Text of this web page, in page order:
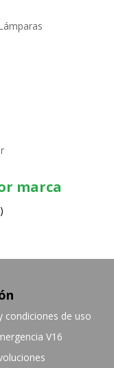
marca
condiciones de uso
V16